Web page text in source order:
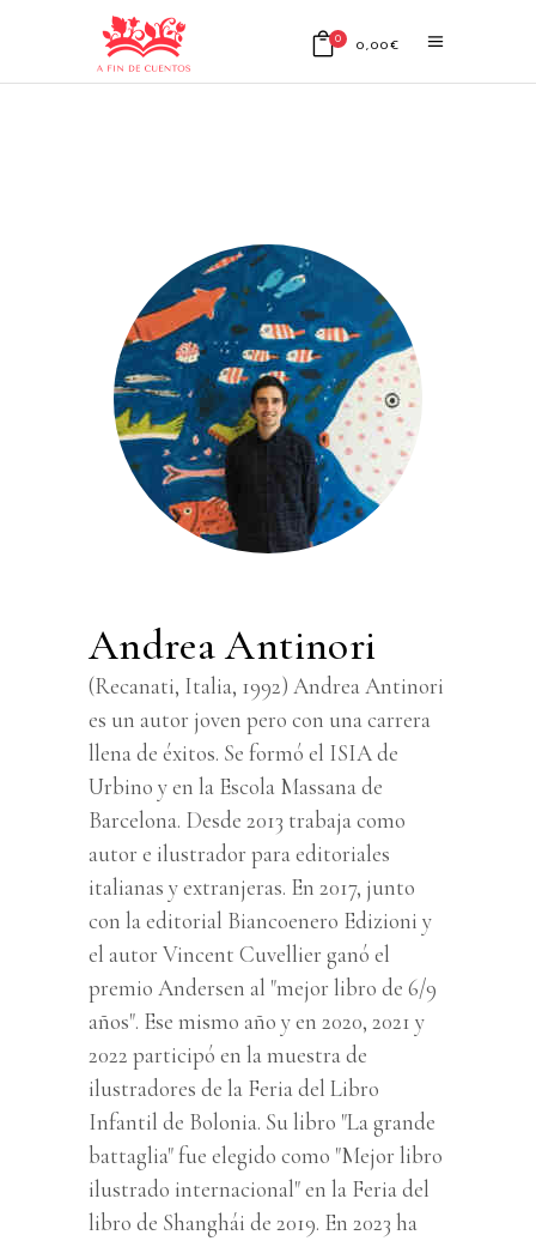
0 0,00€
Andrea Antinori
(Recanati, Italia, 1992) Andrea Antinori
es un autor joven pero con una carrera
llena de éxitos. Se formó el ISIA de
Urbino y en la Escola Massana de
Barcelona. Desde 2013 trabaja como
autor e ilustrador para editoriales
italianas y extranjeras. En 2017, junto
con la editorial Biancoenero Edizioni y
el autor Vincent Cuvellier ganó el
premio Andersen al "mejor libro de 6/9
años". Ese mismo año y en 2020, 2021 y
2022 participó en la muestra de
ilustradores de la Feria del Libro
Infantil de Bolonia. Su libro "La grande
battaglia" fue elegido como "Mejor libro
ilustrado internacional" en la Feria del
libro de Shanghái de 2019. En 2023 ha